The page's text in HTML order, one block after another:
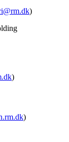
)
)
)